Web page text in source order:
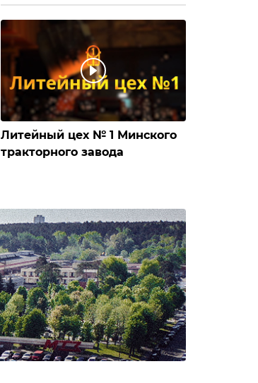
Литейный цех № 1 Минского
тракторного завода